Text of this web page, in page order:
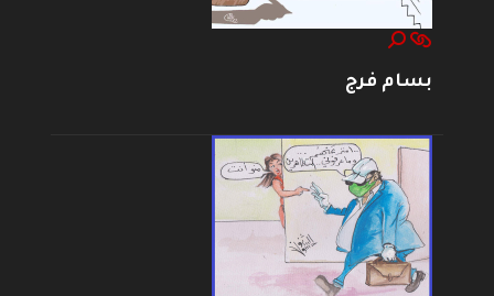
بسام فرج